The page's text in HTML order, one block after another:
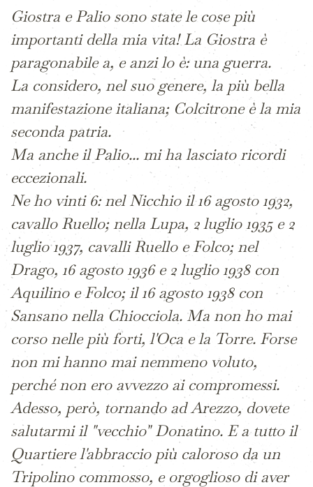
Giostra e Palio sono state le cose più
importanti della mia vita! La Giostra è
paragonabile a, e anzi lo è: una guerra.
La considero, nel suo genere, la più bella
manifestazione italiana; Colcitrone è la mia
seconda patria.
Ma anche il Palio... mi ha lasciato ricordi
eccezionali.
Ne ho vinti 6: nel Nicchio il 16 agosto 1932,
cavallo Ruello; nella Lupa, 2 luglio 1935 e 2
luglio 1937, cavalli Ruello e Folco; nel
Drago, 16 agosto 1936 e 2 luglio 1938 con
Aquilino e Folco; il 16 agosto 1938 con
Sansano nella Chiocciola. Ma non ho mai
corso nelle più forti, l'Oca e la Torre. Forse
non mi hanno mai nemmeno voluto,
perché non ero avvezzo ai compromessi.
Adesso, però, tornando ad Arezzo, dovete
salutarmi il "vecchio" Donatino. E a tutto il
Quartiere l'abbraccio più caloroso da un
Tripolino commosso, e orgoglioso di aver